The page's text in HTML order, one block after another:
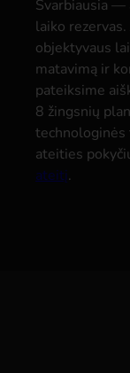
Svarbiausia —
laiko
objektyvaus
matavimą ir
pateiksime
8 žingsnių
technologinės
ateities
ateitį.